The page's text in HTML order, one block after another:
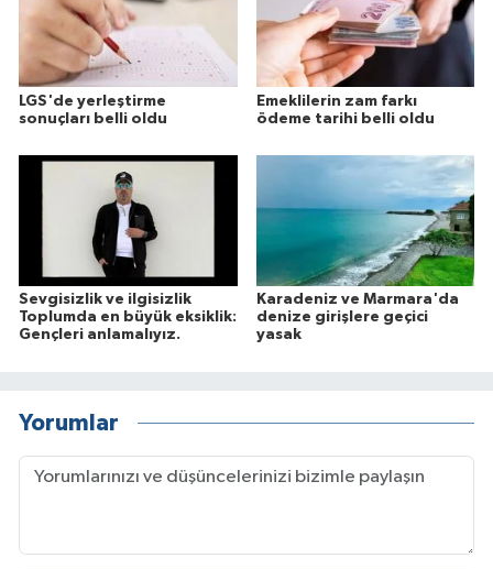
LGS'de yerleştirme
sonuçları belli oldu
Emeklilerin zam farkı
ödeme tarihi belli oldu
Sevgisizlik ve ilgisizlik
Toplumda en büyük eksiklik:
Gençleri anlamalıyız.
Karadeniz ve Marmara'da
denize girişlere geçici
yasak
Yorumlar